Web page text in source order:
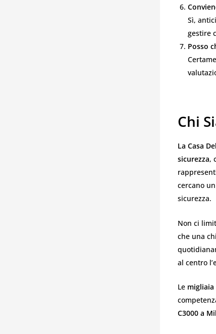
Sì,
gestire
Posso
Chi
La Casa
sicurezza,
cercano
sicurezza.
Non ci
che una
al centro
Le
C3000 a